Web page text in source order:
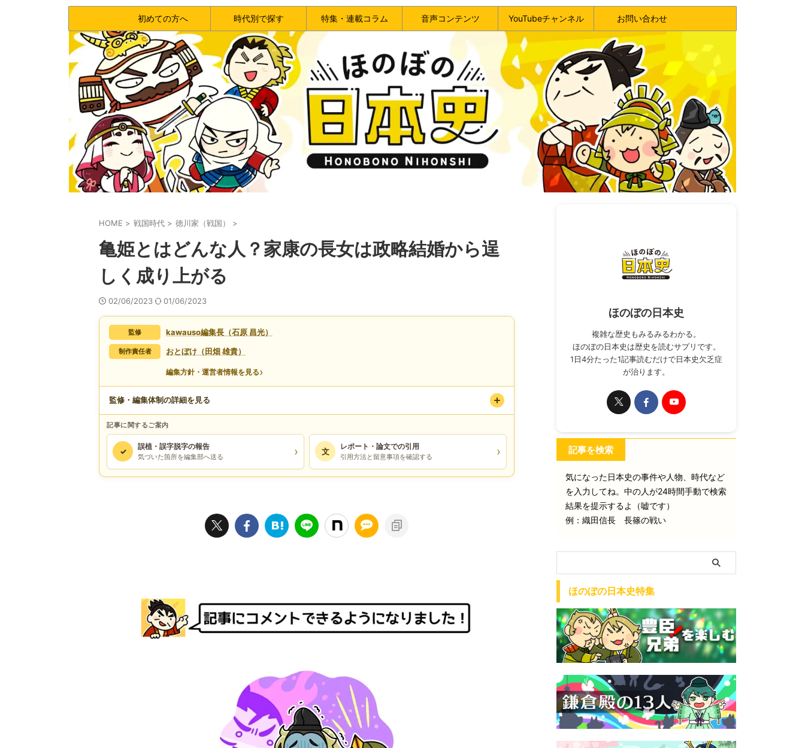
初めての方へ 時代別で探す 特集・連載コラム 音声コンテンツ YouTubeチャンネル お問い合わせ
HOME > 戦国時代 > 徳川家（戦国） >
亀姫とはどんな人？家康の長女は政略結婚から逞
しく成り上がる
02/06/2023 01/06/2023
監修 kawauso編集長（石原 昌光）
制作責任者 おとぼけ（田畑 雄貴）
編集方針・運営者情報を見る›
監修・編集体制の詳細を見る
記事に関するご案内
✓ 誤植・誤字脱字の報告
気づいた箇所を編集部へ送る › 文 レポート・論文での引用
引用方法と留意事項を確認する ›
ほのぼの日本史
複雑な歴史もみるみるわかる。
ほのぼの日本史は歴史を読むサプリです。
1日4分たった1記事読むだけで日本史欠乏症
が治ります。
記事を検索
気になった日本史の事件や人物、時代など
を入力してね。中の人が24時間手動で検索
結果を提示するよ（嘘です）
例：織田信長 長篠の戦い
ほのぼの日本史特集